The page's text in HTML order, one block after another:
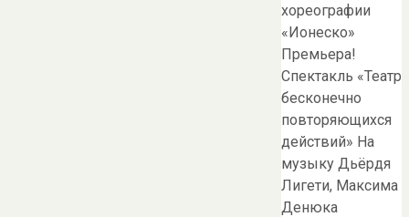
хореографии
«Ионеско»
Премьера!
Спектакль «Театр
бесконечно
повторяющихся
действий» На
музыку Дьёрдя
Лигети, Максима
Денюка